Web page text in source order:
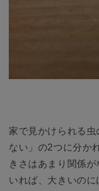
家で見かけられる
ない」の2つに分か
きさはあまり関係
いれば、大きいの